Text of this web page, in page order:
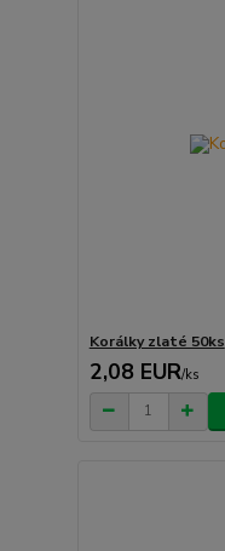
Korálky zlaté 50ks
2,08 EUR/ks